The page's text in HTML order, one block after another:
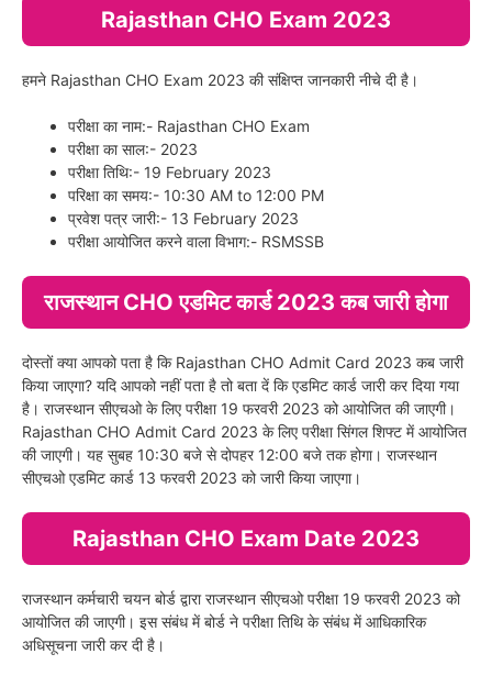
Rajasthan CHO Exam 2023
हमने Rajasthan CHO Exam 2023 की संक्षिप्त जानकारी नीचे दी है।
परीक्षा का नाम:- Rajasthan CHO Exam
परीक्षा का साल:- 2023
परीक्षा तिथि:- 19 February 2023
परिक्षा का समय:- 10:30 AM to 12:00 PM
प्रवेश पत्र जारी:- 13 February 2023
परीक्षा आयोजित करने वाला विभाग:- RSMSSB
राजस्थान CHO एडमिट कार्ड 2023 कब जारी होगा
दोस्तों क्या आपको पता है कि Rajasthan CHO Admit Card 2023 कब जारी
किया जाएगा? यदि आपको नहीं पता है तो बता दें कि एडमिट कार्ड जारी कर दिया गया
है। राजस्थान सीएचओ के लिए परीक्षा 19 फरवरी 2023 को आयोजित की जाएगी।
Rajasthan CHO Admit Card 2023 के लिए परीक्षा सिंगल शिफ्ट में आयोजित
की जाएगी। यह सुबह 10:30 बजे से दोपहर 12:00 बजे तक होगा। राजस्थान
सीएचओ एडमिट कार्ड 13 फरवरी 2023 को जारी किया जाएगा।
Rajasthan CHO Exam Date 2023
राजस्थान कर्मचारी चयन बोर्ड द्वारा राजस्थान सीएचओ परीक्षा 19 फरवरी 2023 को
आयोजित की जाएगी। इस संबंध में बोर्ड ने परीक्षा तिथि के संबंध में आधिकारिक
अधिसूचना जारी कर दी है।